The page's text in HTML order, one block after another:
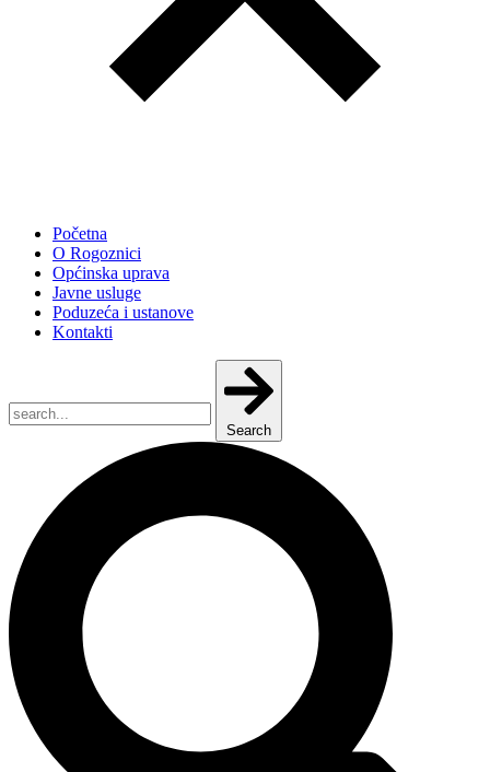
Početna
O Rogoznici
Općinska uprava
Javne usluge
Poduzeća i ustanove
Kontakti
Search